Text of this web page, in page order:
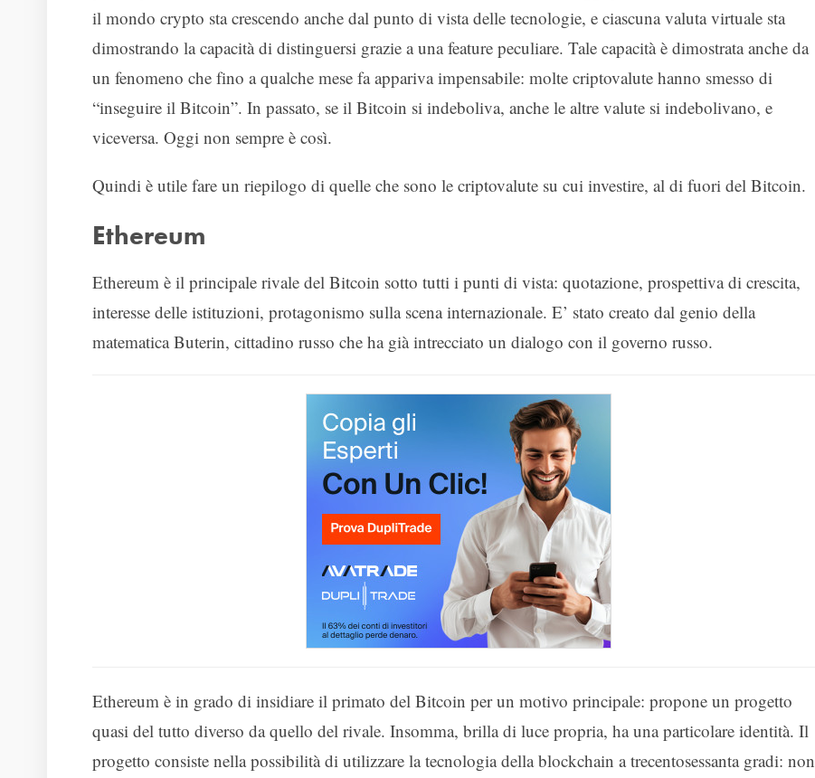
il mondo crypto sta crescendo anche dal punto di vista delle tecnologie, e ciascuna valuta virtuale sta
dimostrando la capacità di distinguersi grazie a una feature peculiare. Tale capacità è dimostrata anche da
un fenomeno che fino a qualche mese fa appariva impensabile: molte criptovalute hanno smesso di
“inseguire il Bitcoin”. In passato, se il Bitcoin si indeboliva, anche le altre valute si indebolivano, e
viceversa. Oggi non sempre è così.
Quindi è utile fare un riepilogo di quelle che sono le criptovalute su cui investire, al di fuori del Bitcoin.
Ethereum
Ethereum è il principale rivale del Bitcoin sotto tutti i punti di vista: quotazione, prospettiva di crescita,
interesse delle istituzioni, protagonismo sulla scena internazionale. E’ stato creato dal genio della
matematica Buterin, cittadino russo che ha già intrecciato un dialogo con il governo russo.
Ethereum è in grado di insidiare il primato del Bitcoin per un motivo principale: propone un progetto
quasi del tutto diverso da quello del rivale. Insomma, brilla di luce propria, ha una particolare identità. Il
progetto consiste nella possibilità di utilizzare la tecnologia della blockchain a trecentosessanta gradi: non